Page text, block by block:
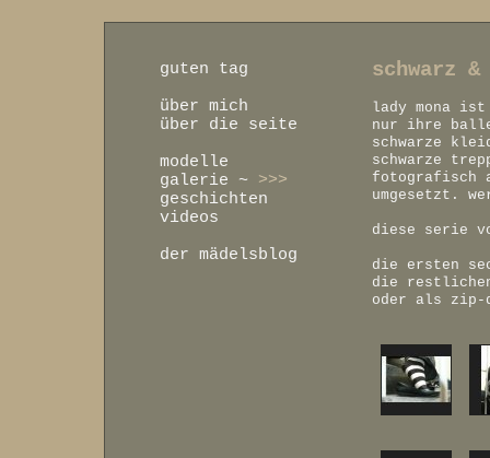
guten tag
über mich
über die seite
modelle
galerie ~ >>>
geschichten
videos
der mädelsblog
schwarz &
lady mona
nur ihre
schwarze
schwarze
fotografisch
umgesetzt.
diese serie
die ersten
die
oder als zip-